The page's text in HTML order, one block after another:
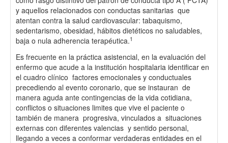
y aquellos relacionados con conductas sanitarias que
atentan contra la salud cardiovascular: tabaquismo,
sedentarismo, obesidad, hábitos dietéticos no saludables,
baja o nula adherencia terapéutica.1
Es frecuente en la práctica asistencial, en la evaluación del
enfermo que acude a la institución hospitalaria identificar en
el cuadro clínico factores emocionales y conductuales
precediendo al evento coronario, que se instauran de
manera aguda ante contingencias de la vida cotidiana,
conflictos o situaciones limites que vive el paciente o
también de manera progresiva, vinculados a situaciones
externas con diferentes valencias y sentido personal,
llegando a veces a conformar verdaderas entidades en el